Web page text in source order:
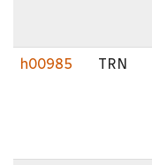
h00985 TRN